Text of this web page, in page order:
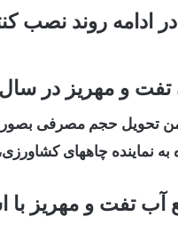
در ادامه روند
در سال ۹۹ اجرایی می شود،
تحویل حجم مصرفی بصورت
به نماینده چاههای